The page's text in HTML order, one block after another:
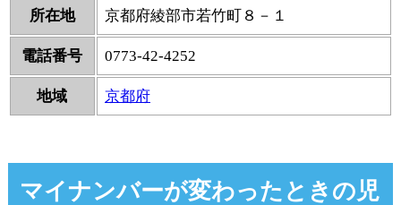
所在地 京都府綾部市若竹町８－１
電話番号 0773-42-4252
地域 京都府
マイナンバーが変わったときの児